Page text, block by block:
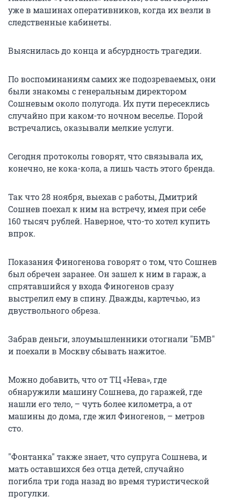
уже в машинах оперативников, когда их везли в
следственные кабинеты.
Выяснилась до конца и абсурдность трагедии.
По воспоминаниям самих же подозреваемых, они
были знакомы с генеральным директором
Сошневым около полугода. Их пути пересеклись
случайно при каком-то ночном веселье. Порой
встречались, оказывали мелкие услуги.
Сегодня протоколы говорят, что связывала их,
конечно, не кока-кола, а лишь часть этого бренда.
Так что 28 ноября, выехав с работы, Дмитрий
Сошнев поехал к ним на встречу, имея при себе
160 тысяч рублей. Наверное, что-то хотел купить
впрок.
Показания Финогенова говорят о том, что Сошнев
был обречен заранее. Он зашел к ним в гараж, а
спрятавшийся у входа Финогенов сразу
выстрелил ему в спину. Дважды, картечью, из
двуствольного обреза.
Забрав деньги, злоумышленники отогнали "БМВ"
и поехали в Москву сбывать нажитое.
Можно добавить, что от ТЦ «Нева», где
обнаружили машину Сошнева, до гаражей, где
нашли его тело, – чуть более километра, а от
машины до дома, где жил Финогенов, – метров
сто.
"Фонтанка" также знает, что супруга Сошнева, и
мать оставшихся без отца детей, случайно
погибла три года назад во время туристической
прогулки.